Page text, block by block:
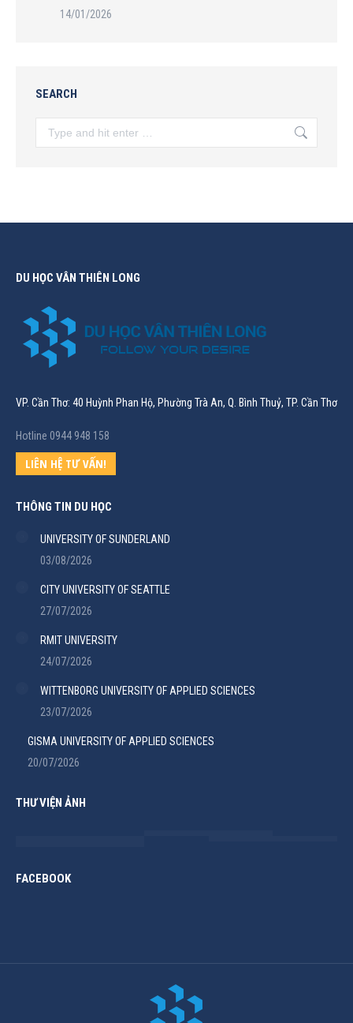
14/01/2026
SEARCH
DU HỌC VÂN THIÊN LONG
VP. Cần Thơ: 40 Huỳnh Phan Hộ, Phường Trà An, Q. Bình Thuỷ, TP. Cần Thơ
Hotline 0944 948 158
LIÊN HỆ TƯ VẤN!
THÔNG TIN DU HỌC
UNIVERSITY OF SUNDERLAND
03/08/2026
CITY UNIVERSITY OF SEATTLE
27/07/2026
RMIT UNIVERSITY
24/07/2026
WITTENBORG UNIVERSITY OF APPLIED SCIENCES
23/07/2026
GISMA UNIVERSITY OF APPLIED SCIENCES
20/07/2026
THƯ VIỆN ẢNH
FACEBOOK